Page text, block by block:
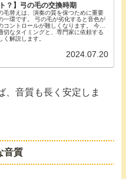
？】弓の毛の交換時期
毛替えは、演奏の質を保つために重要
一環です。 弓の毛が劣化すると音色が
コントロールが難しくなります。 今回
切なタイミングと、専門家に依頼する
く解説します。
2024.07.20
、音質も長く安定しま
音質